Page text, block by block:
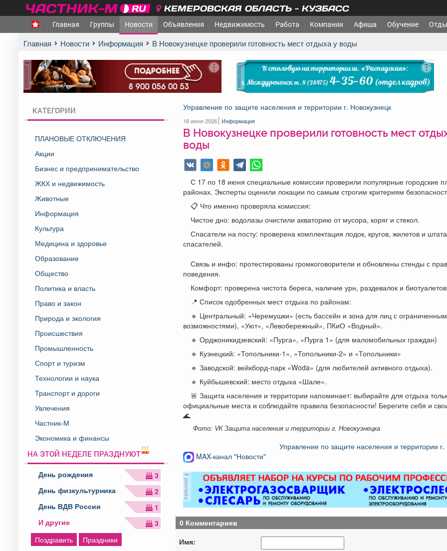
КЕМЕРОВСКАЯ ОБЛАСТЬ - КУЗБАСС
Главная Группы Новости Объявления Недвижимость Работа Компании Афиша Обучение
Главная Новости Информация В Новокузнецке проверили готовность мест отдыха у воды
реклама реклама
КАТЕГОРИИ
ПЛАНОВЫЕ ОТКЛЮЧЕНИЯ
Акции
Бизнес и предпринимательство
ЖКХ и недвижимость
Животные
Информация
Культура
Медицина и здоровье
Образование
Общество
Политика и власть
Право и закон
Природа и экология
Происшествия
Промышленность
Спорт и туризм
Технологии и наука
Транспорт и дороги
Увлечения
Частник-М
Экономика и финансы
НА ЭТОЙ НЕДЕЛЕ ПРАЗДНУЮТ
День рождения
3
День физкультурника
2
День ВДВ России
1
И другие
3
Поздравить
Праздники
Управление по защите населения и территории г. Новокузнецк
18 июня 2026 Информация
В Новокузнецке проверили готовность мест
воды
С 17 по 18 июня специальные комиссии проверили популярные городские
районах. Эксперты оценили локации по самым строгим критериям
📋 Что именно проверяла комиссия:
Чистое дно: водолазы очистили акваторию от мусора, коряг и стекол.
Спасатели на посту: проверена комплектация лодок, кругов, жилетов и
спасателей.
Связь и инфо: протестированы громкоговорители и обновлены стенды с
поведения.
Комфорт: проверена чистота берега, наличие урн, раздевалок и
📍 Список одобренных мест отдыха по районам:
🔹 Центральный: «Черемушки» (есть бассейн и зона для лиц с
возможностями), «Уют», «Левобережный», ПКиО «Водный».
🔹 Орджоникидзевский: «Пурга», «Пурга 1» (для маломобильных граждан)
🔹 Кузнецкий: «Топольники-1», «Топольники-2» и «Топольники»
🔹 Заводской: вейкборд-парк «Woda» (для любителей активного отдыха).
🔹 Куйбышевский: место отдыха «Шале».
🚨 Защита населения и территории напоминает: выбирайте для отдыха
официальные места и соблюдайте правила безопасности! Берегите себя и
🌊
Фото: VK Защита населения и территории г. Новокузнецка
Управление по защите населения и территории г.
MAX-канал "Новости"
реклама
0 Комментариев
Имя: